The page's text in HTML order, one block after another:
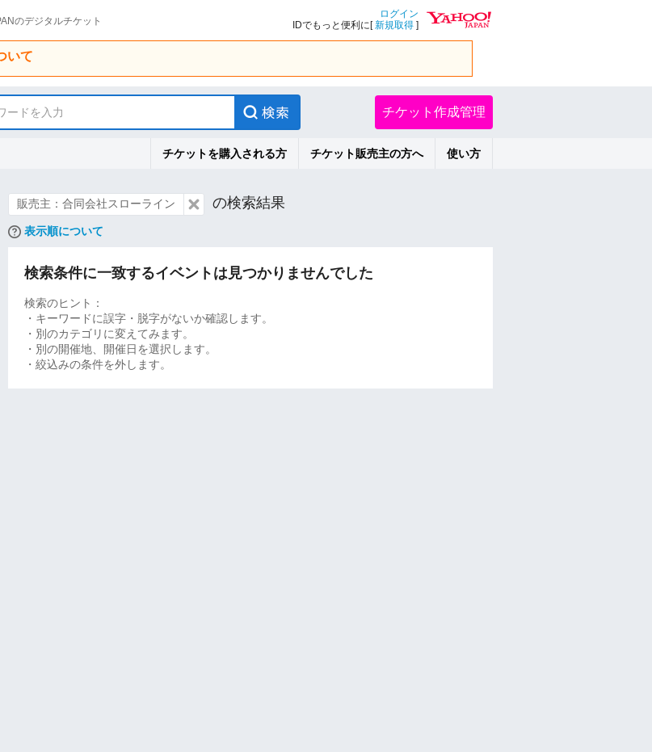
のデジタルチケット
ログイン
IDでもっと便利に[新規取得 ]
いて
ードを入力 チケット作成管理
チケットを購入される方 チケット販売主の方へ 使い方
販売主：合同会社スローライン の検索結果
表示順について
検索条件に一致するイベントは見つかりませんでした
検索のヒント：
・キーワードに誤字・脱字がないか確認します。
・別のカテゴリに変えてみます。
・別の開催地、開催日を選択します。
・絞込みの条件を外します。